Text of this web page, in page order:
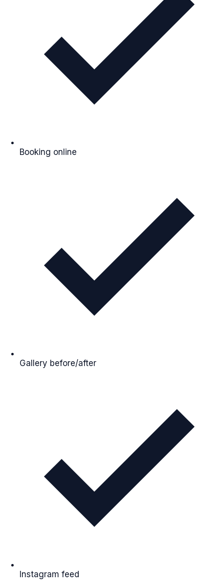
Booking online
Gallery before/after
Instagram feed